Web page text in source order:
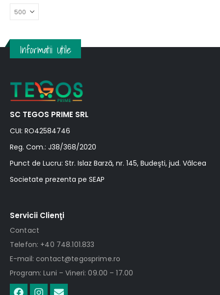
Informatii Utile
SC TEGOS PRIME SRL
CUI: RO42584746
Reg. Com.: J38/368/2020
Punct de Lucru: Str. Islaz Barză, nr. 145, Budeşti, jud. Vâlcea
Societate prezenta pe SEAP
Servicii Clienţi
Contact
Telefon: +40 748.101.833
E-mail: contact@tegosprime.ro
Program: Luni – Vineri: 09.00 – 17.00